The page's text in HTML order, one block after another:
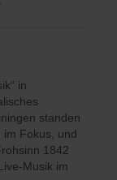
in
standen
im Fokus, und
1842
Musik im